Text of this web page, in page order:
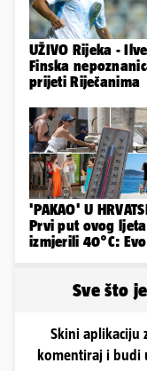
UŽIVO Rijeka -
Finska
prijeti Riječanima
'PAKAO' U
Prvi put ovog
izmjerili 40°C:
Sve što
Skini aplikaciju
komentiraj i budi